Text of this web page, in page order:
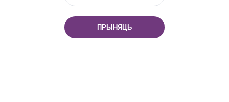
Эл. пошта: inbox@nlb.by
ПРЫНЯЦЬ